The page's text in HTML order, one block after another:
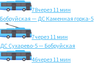
78через 11 мин
Бобруйская — ДС Каменная горка-5
7через 11 мин
ДС Сухарево-5 — Бобруйская
46через 11 мин